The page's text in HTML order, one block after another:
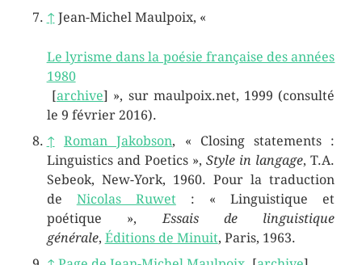
↑ Jean-Michel Maulpoix, «
Le lyrisme dans la poésie française des années
1980
[archive] », sur maulpoix.net, 1999 (consulté
le 9 février 2016).
↑
Roman Jakobson, « Closing statements :
Linguistics and Poetics »,Style in langage, T.A.
Sebeok, New-York, 1960. Pour la traduction
de Nicolas Ruwet: « Linguistique et
poétique »,Essais de linguistique
générale, Éditions de Minuit, Paris, 1963.